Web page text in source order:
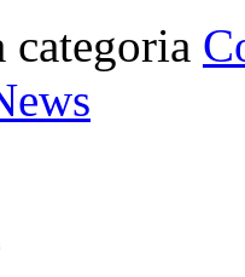
categoria